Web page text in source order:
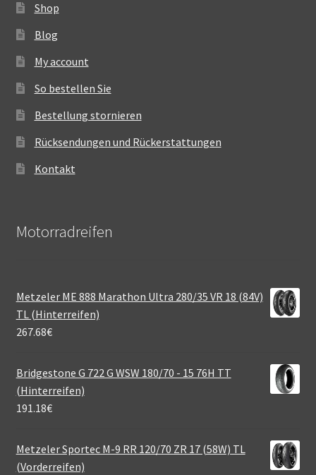
Shop
Blog
My account
So bestellen Sie
Bestellung stornieren
Rücksendungen und Rückerstattungen
Kontakt
Motorradreifen
Metzeler ME 888 Marathon Ultra 280/35 VR 18 (84V)
TL (Hinterreifen)
267.68€
Bridgestone G 722 G WSW 180/70 - 15 76H TT
(Hinterreifen)
191.18€
Metzeler Sportec M-9 RR 120/70 ZR 17 (58W) TL
(Vorderreifen)